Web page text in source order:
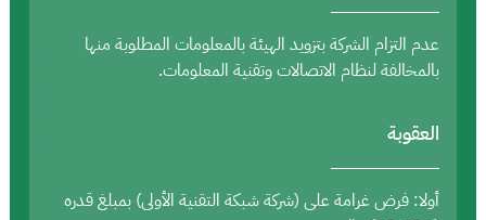
عدم التزام الشركة بتزويد الهيئة بالمعلومات المطلوبة منها
بالمخالفة لنظام الاتصالات وتقنية المعلومات.
العقوبة
أولا: فرض غرامة على (شركة شبكة التقنية الأولى) بمبلغ قدره